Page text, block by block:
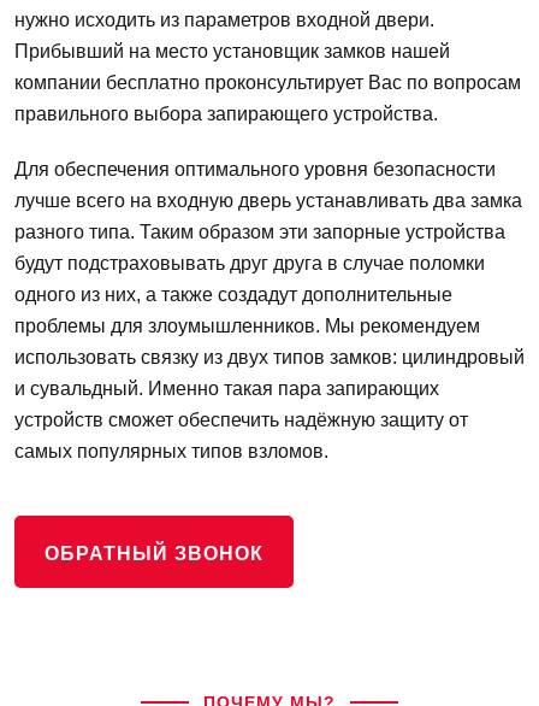
нужно исходить из параметров входной двери.
Прибывший на место установщик замков нашей
компании бесплатно проконсультирует Вас по вопросам
правильного выбора запирающего устройства.
Для обеспечения оптимального уровня безопасности
лучше всего на входную дверь устанавливать два замка
разного типа. Таким образом эти запорные устройства
будут подстраховывать друг друга в случае поломки
одного из них, а также создадут дополнительные
проблемы для злоумышленников. Мы рекомендуем
использовать связку из двух типов замков: цилиндровый
и сувальдный. Именно такая пара запирающих
устройств сможет обеспечить надёжную защиту от
самых популярных типов взломов.
ОБРАТНЫЙ ЗВОНОК